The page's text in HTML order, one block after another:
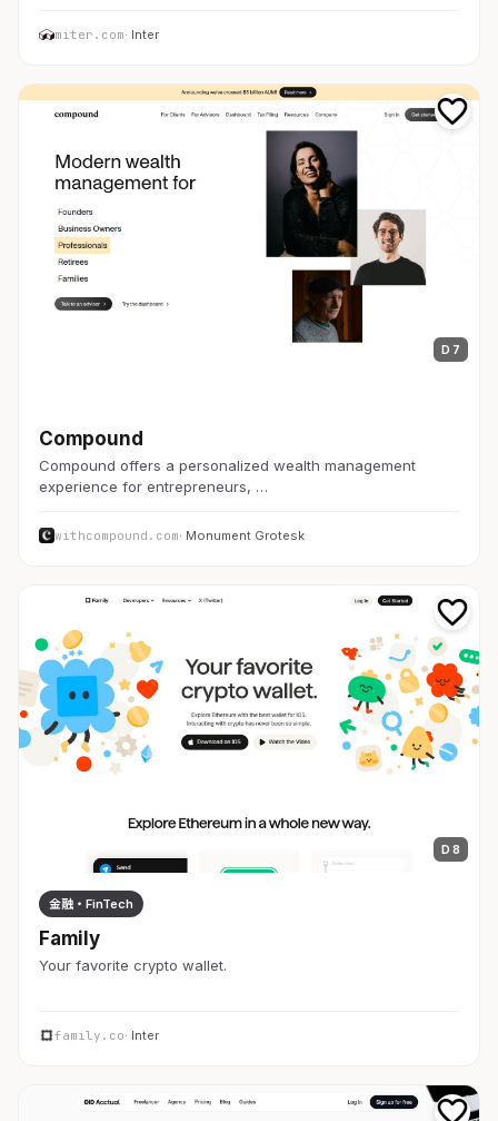
miter.com· Inter
D 7
Compound
Compound offers a personalized wealth management
experience for entrepreneurs, …
withcompound.com· Monument Grotesk
D 8
金融・FinTech
Family
Your favorite crypto wallet.
family.co· Inter